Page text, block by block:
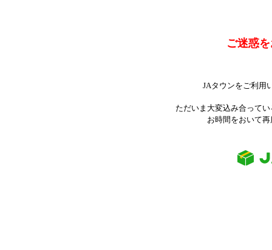
ご迷惑
JAタウンをご利用
ただいま大変込み合って
お時間をおいて